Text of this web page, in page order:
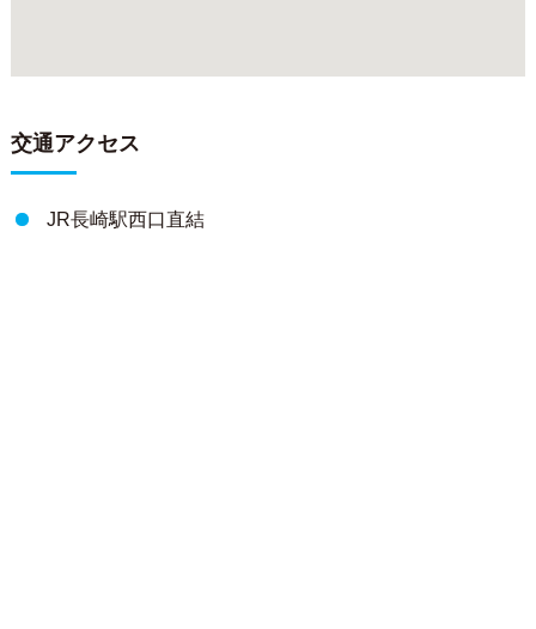
交通アクセス
JR長崎駅西口直結